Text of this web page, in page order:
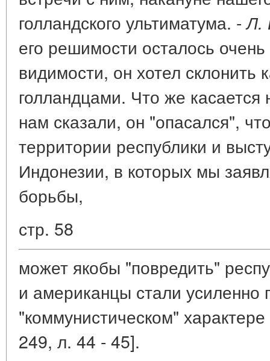
голландского ультиматума. -Л.
его решимости осталось
видимости, он хотел склонить
голландцами. Что же
нам сказали, он "опасался",
территории республики и
Индонезии, в которых мы
борьбы,
стр. 58
может якобы "повредить"
и американцы стали усиленно
"коммунистическом"
249, л. 44 - 45].